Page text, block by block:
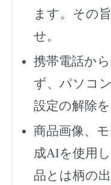
ます。その
せ。
携帯電話か
ず、 パソコ
設定の解除
商品画像、
成AIを使用
品とは柄の